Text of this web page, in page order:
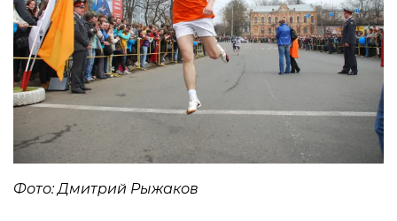
Фото: Дмитрий Рыжаков